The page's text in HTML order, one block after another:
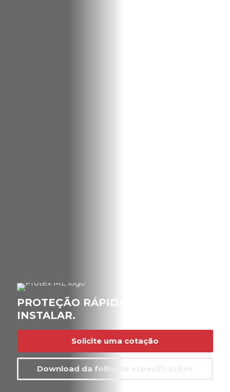
PROTEÇÃO RÁPIDA E FÁCIL DE
INSTALAR.
Solicite uma cotação
Download da folha de especificações